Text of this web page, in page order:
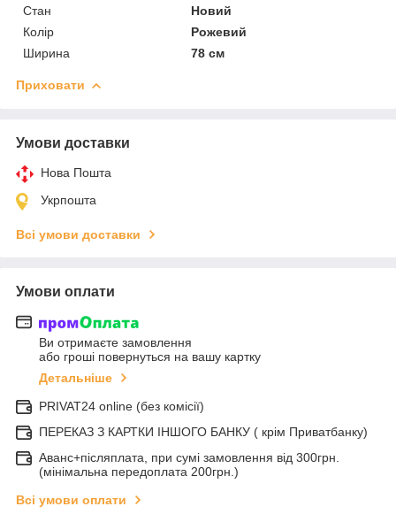
Стан
Новий
Колір
Рожевий
Ширина
78 см
Приховати
Умови доставки
Нова Пошта
Укрпошта
Всі умови доставки
Умови оплати
Ви отримаєте замовлення
або гроші повернуться на вашу картку
Детальніше
PRIVAT24 online (без комісії)
ПЕРЕКАЗ З КАРТКИ ІНШОГО БАНКУ ( крім Приватбанку)
Аванс+післяплата, при сумі замовлення від 300грн.
(мінімальна передоплата 200грн.)
Всі умови оплати